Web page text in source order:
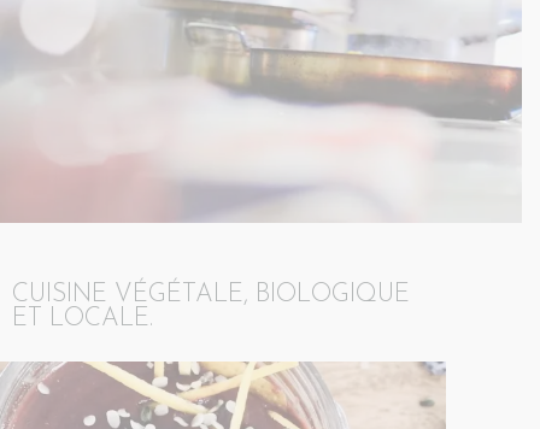
CUISINE VÉGÉTALE, BIOLOGIQUE
ET LOCALE.​